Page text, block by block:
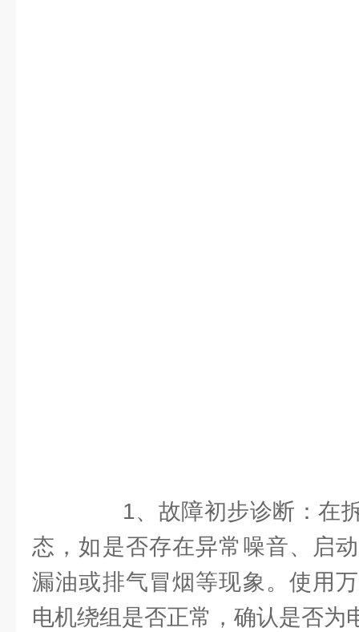
1、故障初步诊断：在拆
态，如是否存在异常噪音、启
漏油或排气冒烟等现象。使用
电机绕组是否正常，确认是否为